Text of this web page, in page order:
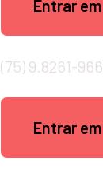
Entrar
(75) 9.8261-
Entrar